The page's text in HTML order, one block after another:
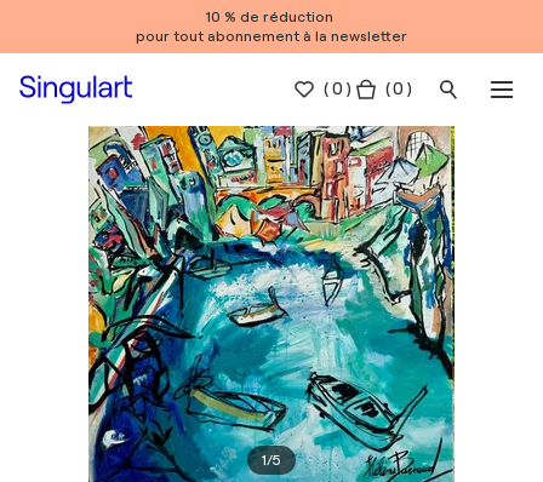
10 % de réduction
pour tout abonnement à la newsletter
(0 ) ( 0 )
1/5